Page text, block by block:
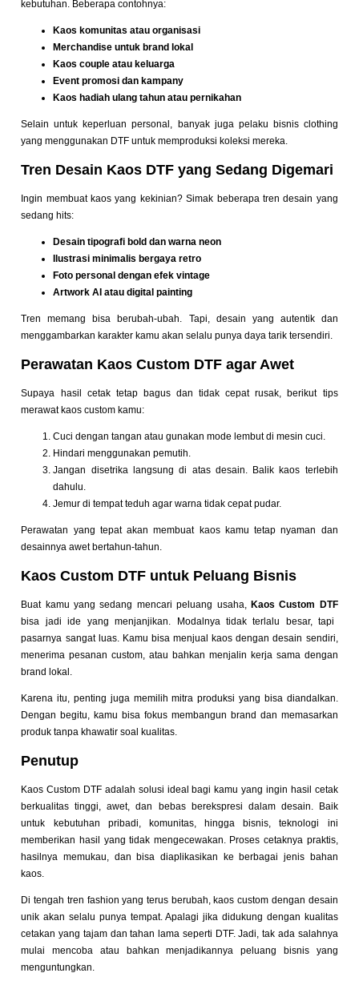
kebutuhan. Beberapa contohnya:
Kaos komunitas atau organisasi
Merchandise untuk brand lokal
Kaos couple atau keluarga
Event promosi dan kampany
Kaos hadiah ulang tahun atau pernikahan
Selain untuk keperluan personal, banyak juga pelaku bisnis clothing
yang menggunakan DTF untuk memproduksi koleksi mereka.
Tren Desain Kaos DTF yang Sedang Digemari
Ingin membuat kaos yang kekinian? Simak beberapa tren desain yang
sedang hits:
Desain tipografi bold dan warna neon
Ilustrasi minimalis bergaya retro
Foto personal dengan efek vintage
Artwork AI atau digital painting
Tren memang bisa berubah-ubah. Tapi, desain yang autentik dan
menggambarkan karakter kamu akan selalu punya daya tarik tersendiri.
Perawatan Kaos Custom DTF agar Awet
Supaya hasil cetak tetap bagus dan tidak cepat rusak, berikut tips
merawat kaos custom kamu:
Cuci dengan tangan atau gunakan mode lembut di mesin cuci.
Hindari menggunakan pemutih.
Jangan disetrika langsung di atas desain. Balik kaos terlebih
dahulu.
Jemur di tempat teduh agar warna tidak cepat pudar.
Perawatan yang tepat akan membuat kaos kamu tetap nyaman dan
desainnya awet bertahun-tahun.
Kaos Custom DTF untuk Peluang Bisnis
Buat kamu yang sedang mencari peluang usaha, Kaos Custom DTF
bisa jadi ide yang menjanjikan. Modalnya tidak terlalu besar, tapi
pasarnya sangat luas. Kamu bisa menjual kaos dengan desain sendiri,
menerima pesanan custom, atau bahkan menjalin kerja sama dengan
brand lokal.
Karena itu, penting juga memilih mitra produksi yang bisa diandalkan.
Dengan begitu, kamu bisa fokus membangun brand dan memasarkan
produk tanpa khawatir soal kualitas.
Penutup
Kaos Custom DTF adalah solusi ideal bagi kamu yang ingin hasil cetak
berkualitas tinggi, awet, dan bebas berekspresi dalam desain. Baik
untuk kebutuhan pribadi, komunitas, hingga bisnis, teknologi ini
memberikan hasil yang tidak mengecewakan. Proses cetaknya praktis,
hasilnya memukau, dan bisa diaplikasikan ke berbagai jenis bahan
kaos.
Di tengah tren fashion yang terus berubah, kaos custom dengan desain
unik akan selalu punya tempat. Apalagi jika didukung dengan kualitas
cetakan yang tajam dan tahan lama seperti DTF. Jadi, tak ada salahnya
mulai mencoba atau bahkan menjadikannya peluang bisnis yang
menguntungkan.